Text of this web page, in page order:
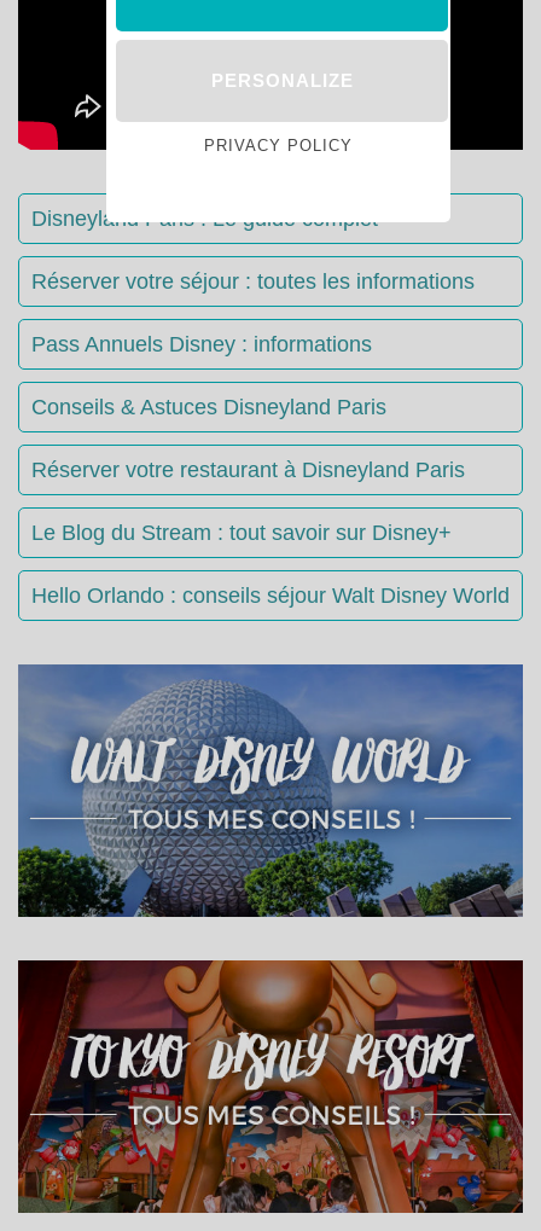
Disneyland Paris : Le guide complet
Réserver votre séjour : toutes les informations
Pass Annuels Disney : informations
Conseils & Astuces Disneyland Paris
Réserver votre restaurant à Disneyland Paris
Le Blog du Stream : tout savoir sur Disney+
Hello Orlando : conseils séjour Walt Disney World
PERSONALIZE
PRIVACY POLICY